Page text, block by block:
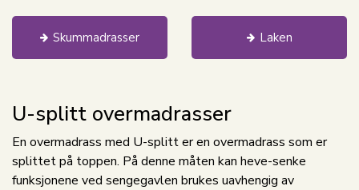
Skummadrasser Laken
U-splitt overmadrasser
En overmadrass med U-splitt er en overmadrass som er
splittet på toppen. På denne måten kan heve-senke
funksjonene ved sengegavlen brukes uavhengig av